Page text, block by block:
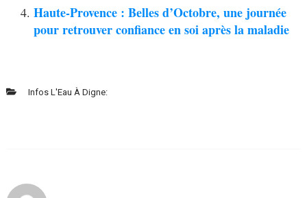
Haute-Provence : Belles d’Octobre, une journée
pour retrouver confiance en soi après la maladie
Infos L'Eau À Digne: